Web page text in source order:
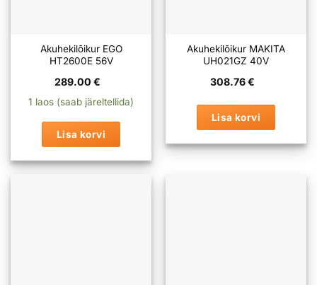
Akuhekilõikur EGO
HT2600E 56V
289.00 €
1 laos (saab järeltellida)
Lisa korvi
Akuhekilõikur MAKITA
UH021GZ 40V
308.76€
Lisa korvi